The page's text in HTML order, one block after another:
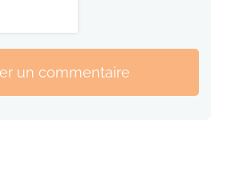
un commentaire